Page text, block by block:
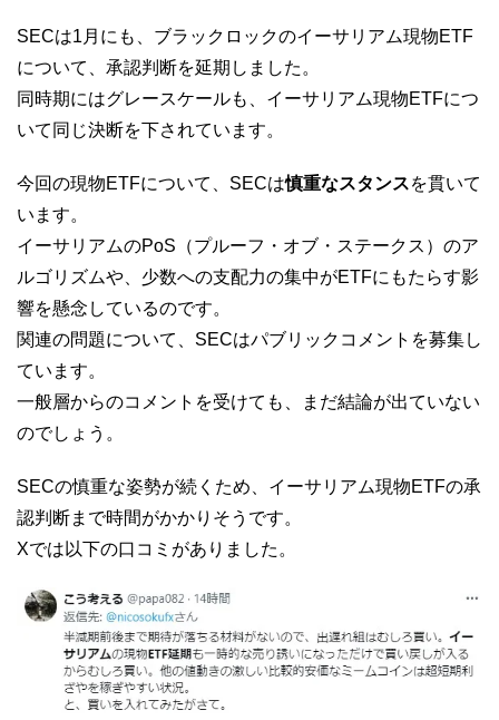
SECは1月にも、ブラックロックのイーサリアム現物ETF
について、承認判断を延期しました。
同時期にはグレースケールも、イーサリアム現物ETFにつ
いて同じ決断を下されています。
今回の現物ETFについて、SECは慎重なスタンスを貫いて
います。
イーサリアムのPoS（プルーフ・オブ・ステークス）のア
ルゴリズムや、少数への支配力の集中がETFにもたらす影
響を懸念しているのです。
関連の問題について、SECはパブリックコメントを募集し
ています。
一般層からのコメントを受けても、まだ結論が出ていない
のでしょう。
SECの慎重な姿勢が続くため、イーサリアム現物ETFの承
認判断まで時間がかかりそうです。
Xでは以下の口コミがありました。